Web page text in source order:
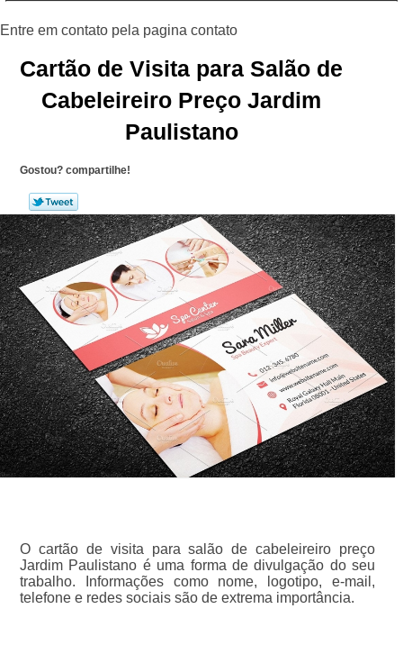
Cartão de Visita para Salão de
Cabeleireiro Preço Jardim
Paulistano
Gostou? compartilhe!
O cartão de visita para salão de cabeleireiro preço
Jardim Paulistano é uma forma de divulgação do seu
trabalho. Informações como nome, logotipo, e-mail,
telefone e redes sociais são de extrema importância.